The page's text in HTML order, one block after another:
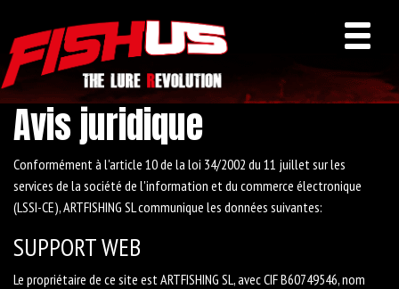
Avis juridique
Conformément à l'article 10 de la loi 34/2002 du 11 juillet sur les
services de la société de l'information et du commerce électronique
(LSSI-CE), ARTFISHING SL communique les données suivantes:
SUPPORT WEB
Le propriétaire de ce site est ARTFISHING SL, avec CIF B60749546, nom